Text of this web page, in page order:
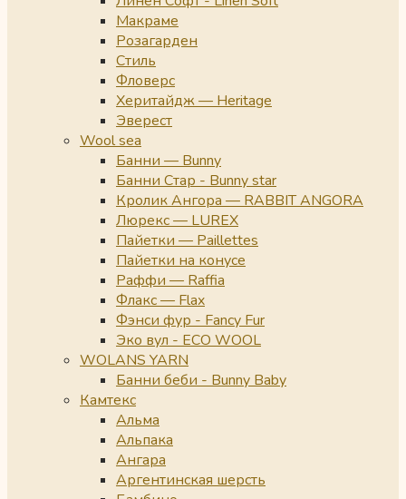
Макраме
Розагарден
Стиль
Фловерс
Херитайдж — Heritage
Эверест
Wool sea
Банни — Bunny
Банни Стар - Bunny star
Кролик Ангора — RABBIT ANGORA
Люрекс — LUREX
Пайетки — Paillettes
Пайетки на конусе
Раффи — Raffia
Флакс — Flax
Фэнси фур - Fancy Fur
Эко вул - ECO WOOL
WOLANS YARN
Банни беби - Bunny Baby
Камтекс
Альма
Альпака
Ангара
Аргентинская шерсть